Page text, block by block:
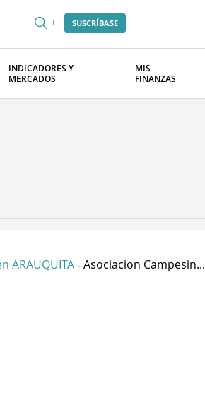
SUSCRÍBASE
INDICADORES Y
MERCADOS
MIS
FINANZAS
ARAUQUITA - Asociacion Campesin...